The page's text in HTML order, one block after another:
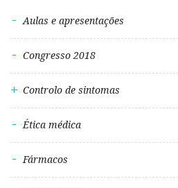
Aulas e apresentações
Congresso 2018
Controlo de sintomas
Ética médica
Fármacos